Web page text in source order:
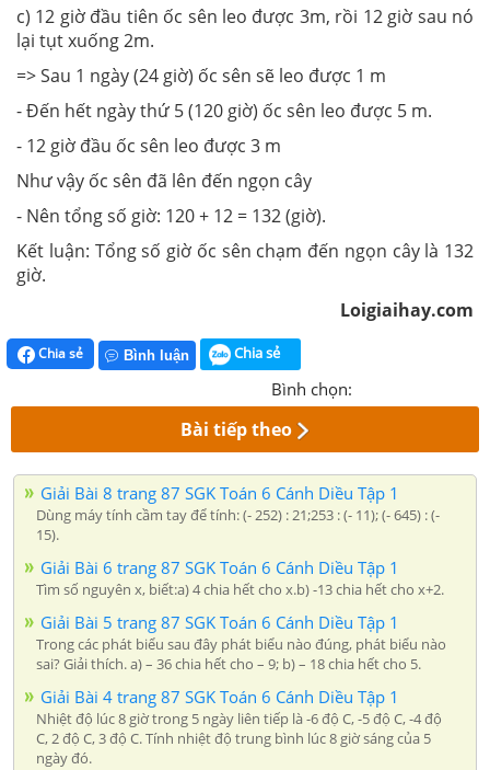
c) 12 giờ đầu tiên ốc sên leo được 3m, rồi 12 giờ sau nó
lại tụt xuống 2m.
=> Sau 1 ngày (24 giờ) ốc sên sẽ leo được 1 m
- Đến hết ngày thứ 5 (120 giờ) ốc sên leo được 5 m.
- 12 giờ đầu ốc sên leo được 3 m
Như vậy ốc sên đã lên đến ngọn cây
- Nên tổng số giờ: 120 + 12 = 132 (giờ).
Kết luận: Tổng số giờ ốc sên chạm đến ngọn cây là 132
giờ.
Loigiaihay.com
Chia sẻ Bình luận Chia sẻ
Bình chọn:
Bài tiếp theo
Giải Bài 8 trang 87 SGK Toán 6 Cánh Diều Tập 1
Dùng máy tính cầm tay để tính: (- 252) : 21;253 : (- 11); (- 645) : (-
15).
Giải Bài 6 trang 87 SGK Toán 6 Cánh Diều Tập 1
Tìm số nguyên x, biết:a) 4 chia hết cho x.b) -13 chia hết cho x+2.
Giải Bài 5 trang 87 SGK Toán 6 Cánh Diều Tập 1
Trong các phát biểu sau đây phát biểu nào đúng, phát biểu nào
sai? Giải thích. a) – 36 chia hết cho – 9; b) – 18 chia hết cho 5.
Giải Bài 4 trang 87 SGK Toán 6 Cánh Diều Tập 1
Nhiệt độ lúc 8 giờ trong 5 ngày liên tiếp là -6 độ C, -5 độ C, -4 độ
C, 2 độ C, 3 độ C. Tính nhiệt độ trung bình lúc 8 giờ sáng của 5
ngày đó.